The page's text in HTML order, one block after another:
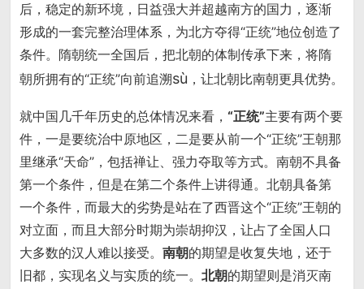
后，稳定的新环境，日益强大并超越南方的国力，逐渐
形成的一套完整治理体系，为北方夺得“正统”地位创造了
条件。隋朝统一全国后，把北朝的体制传承下来，将隋
朝所拥有的“正统”向前追溯sù ，让北朝比南朝更具优势。
就中国几千年历史的总体情况来看，“正统”主要有两个要
件，一是要统治中原地区，二是要从前一个“正统”王朝那
里继承“天命”，包括禅让、强力夺取等方式。南朝不具备
第一个条件，但是在第二个条件上讲得通。北朝具备第
一个条件，而最大的劣势是站在了西晋这个“正统”王朝的
对立面，而且大部分时期为崇胡抑汉，让占了全国人口
大多数的汉人难以接受。南朝的期望是收复失地，还于
旧都，实现名义与实质的统一。北朝的期望则是消灭南